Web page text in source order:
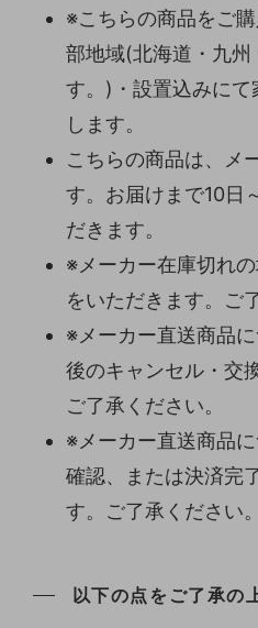
※こちらの商品をご
部地域(北海道・九州
す。)・設置込みにて
します。
こちらの商品は、メ
す。お届けまで10日
だきます。
※メーカー在庫切れ
をいただきます。ご
※メーカー直送商品
後のキャンセル・交
ご了承ください。
※メーカー直送商品
確認、または決済完
す。ご了承ください。
以下の点をご了承の